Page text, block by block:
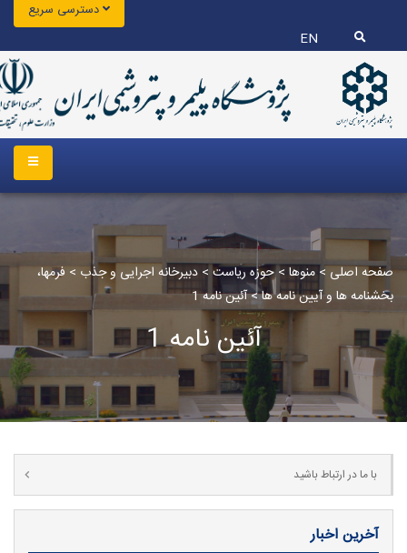
EN
دسترسی سریع
آئین نامه 1
صفحه اصلی> منوها> حوزه ریاست> دبیرخانه اجرایی و جذب > فرمها،
بخشنامه ها و آیین نامه ها‏>آئین نامه 1
با ما در ارتباط باشید
آخرین اخبار